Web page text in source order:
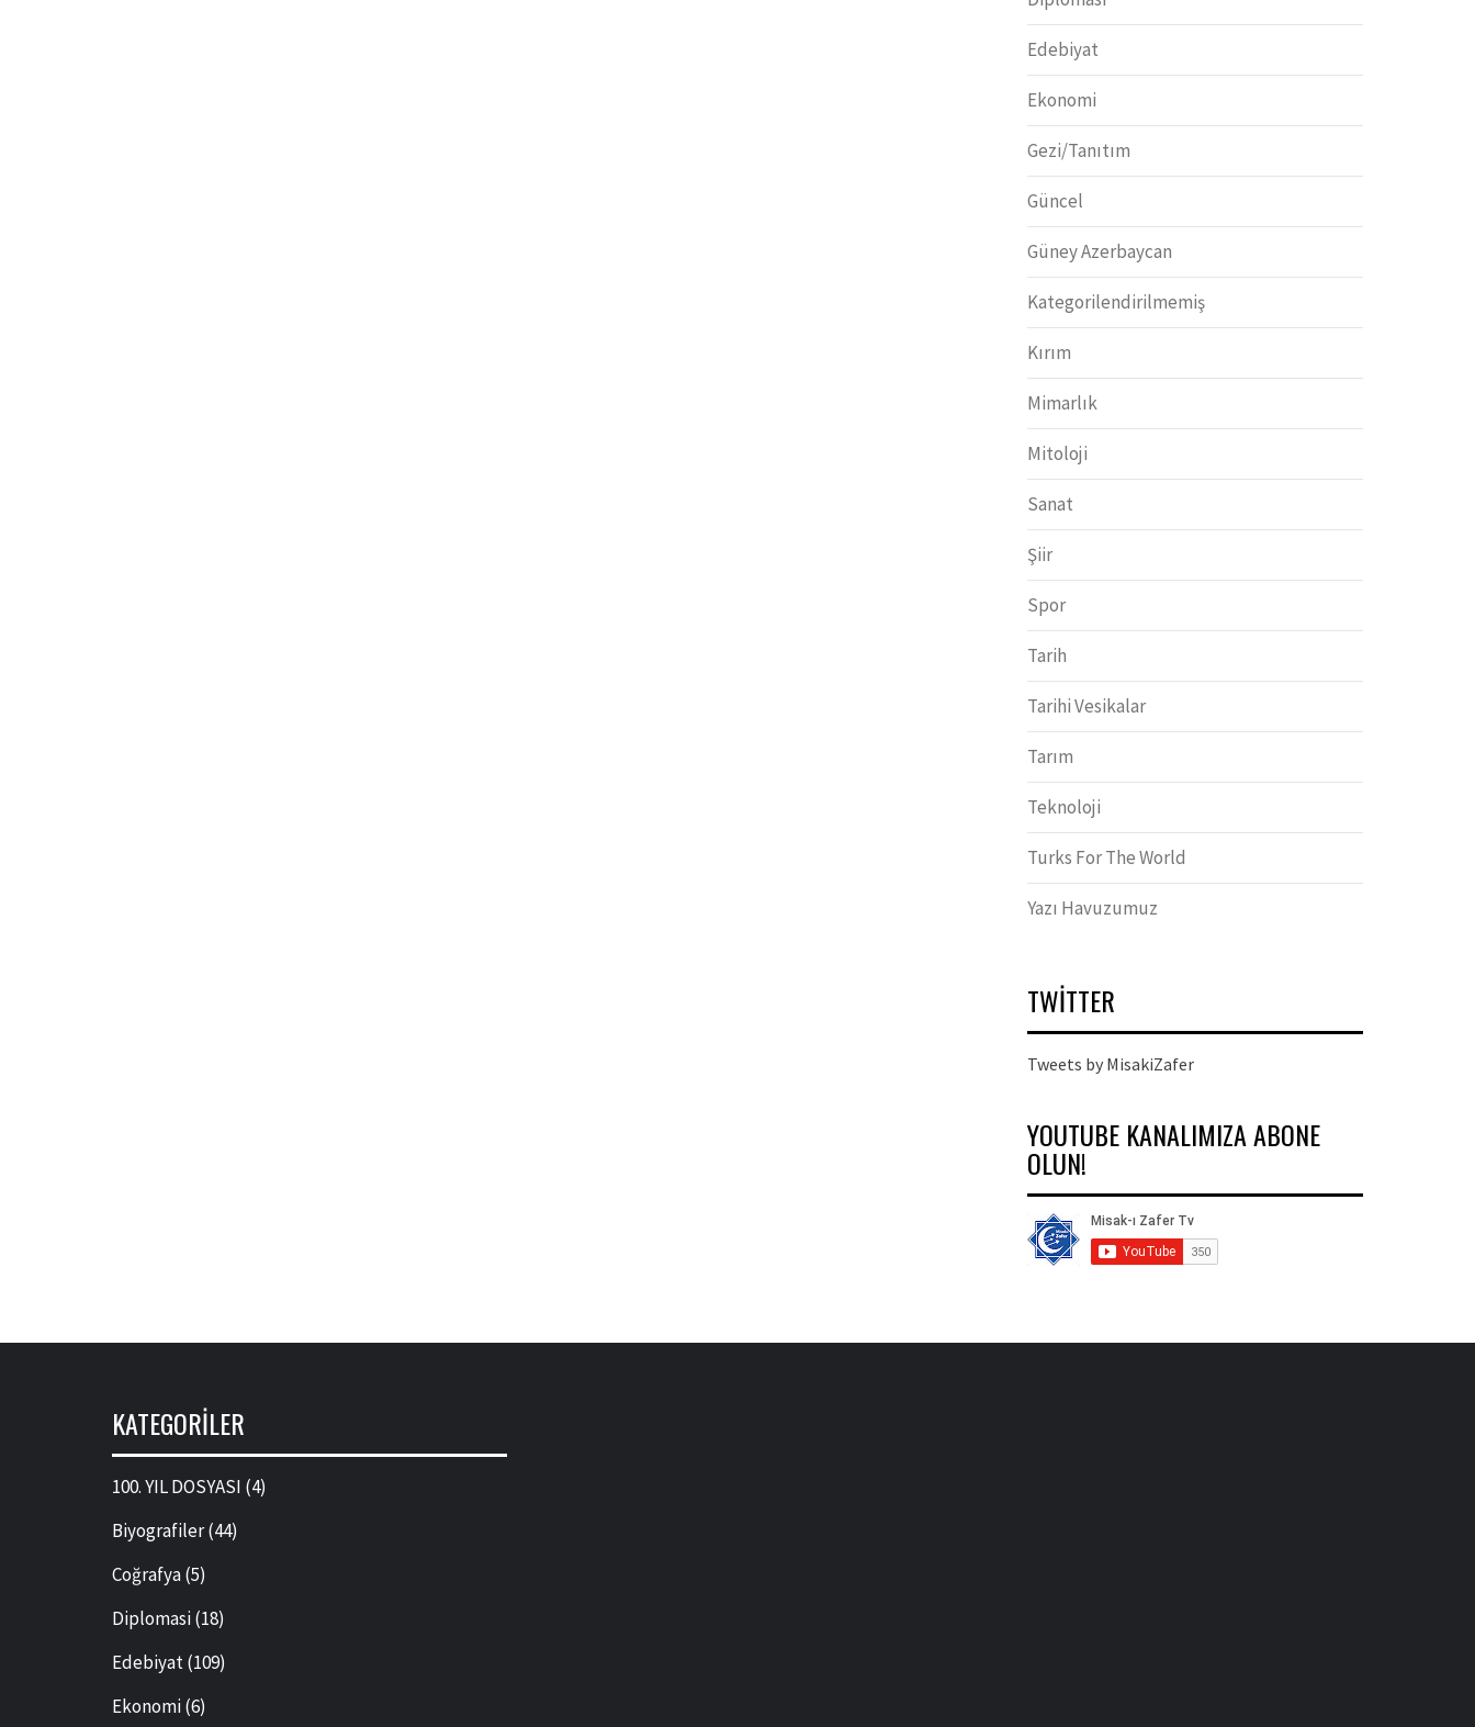
Edebiyat
Ekonomi
Gezi/Tanıtım
Güncel
Güney Azerbaycan
Kategorilendirilmemiş
Kırım
Mimarlık
Mitoloji
Sanat
Şiir
Spor
Tarih
Tarihi Vesikalar
Tarım
Teknoloji
Turks For The World
Yazı Havuzumuz
TWITTER
Tweets by MisakiZafer
YOUTUBE KANALIMIZA ABONE
OLUN!
KATEGORILER
100. YIL DOSYASI (4)
Biyografiler(44)
Coğrafya(5)
Diplomasi(18)
Edebiyat(109)
Ekonomi(6)